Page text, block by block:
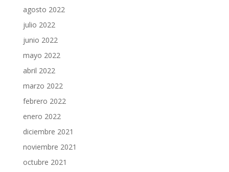
agosto 2022
julio 2022
junio 2022
mayo 2022
abril 2022
marzo 2022
febrero 2022
enero 2022
diciembre 2021
noviembre 2021
octubre 2021